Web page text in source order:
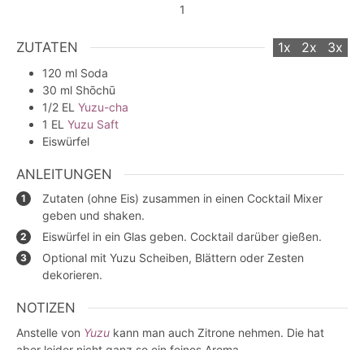
1
ZUTATEN 1x 2x 3x
120 ml Soda
30 ml Shōchū
1/2 EL Yuzu-cha
1 EL Yuzu Saft
Eiswürfel
ANLEITUNGEN
Zutaten (ohne Eis) zusammen in einen Cocktail Mixer
geben und shaken.
Eiswürfel in ein Glas geben. Cocktail darüber gießen.
Optional mit Yuzu Scheiben, Blättern oder Zesten
dekorieren.
NOTIZEN
Anstelle von Yuzu kann man auch Zitrone nehmen. Die hat